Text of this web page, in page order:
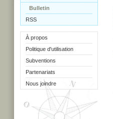
Bulletin
RSS
À propos
Politique d'utilisation
Subventions
Partenariats
Nous joindre